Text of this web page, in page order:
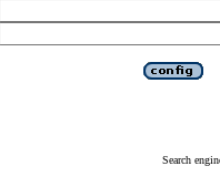
Search